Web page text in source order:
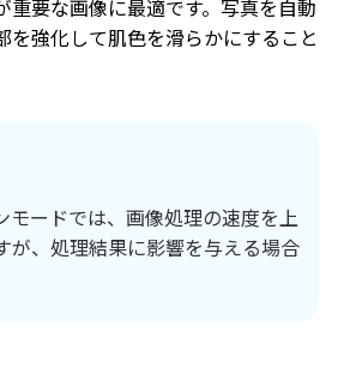
重要な画像に最適です。写真を自動
を強化して肌色を滑らかにすること
モードでは、画像処理の速度を上
が、処理結果に影響を与える場合